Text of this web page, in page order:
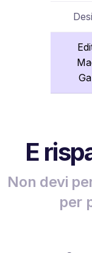
E
Non devi
per